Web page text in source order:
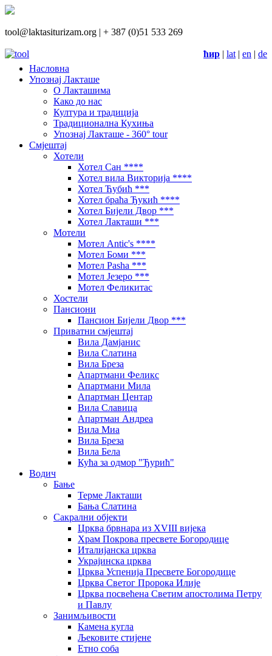
tool@laktasiturizam.org | + 387 (0)51 533 269
ћир | lat | en | de
Насловна
Упознај Лакташе
О Лакташима
Како до нас
Култура и традиција
Традиционална Кухиња
Упознај Лакташе - 360° tour
Смјештај
Хотели
Хотел Сан ****
Хотел вила Викторија ****
Хотел Ћубић ***
Хотел браћа Ђукић ****
Хотел Бијели Двор ***
Хотел Лакташи ***
Мотели
Мотел Antic's ****
Мотел Боми ***
Мотел Pasha ***
Мотел Језеро ***
Мотел Феликитас
Хостели
Пансиони
Пансион Бијели Двор ***
Приватни смјештај
Вила Дамјанис
Вила Слатина
Вила Бреза
Апартмани Феликс
Апартмани Мила
Апартман Центар
Вила Славица
Апартман Андреа
Вила Миа
Вила Бреза
Вила Бела
Кућа за одмор "Ђурић"
Водич
Бање
Терме Лакташи
Бања Слатина
Сакрални објекти
Црква брвнара из XVIII вијека
Храм Покрова пресвете Богородице
Италијанска црква
Украјинска црква
Црква Успенија Пресвете Богородице
Црква Светог Пророка Илије
Црква посвећена Светим апостолима Петру
и Павлу
Занимљивости
Камена кугла
Љековите стијене
Етно соба